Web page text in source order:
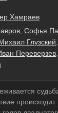
Хамраев
Софья
Глузский
Переверзев